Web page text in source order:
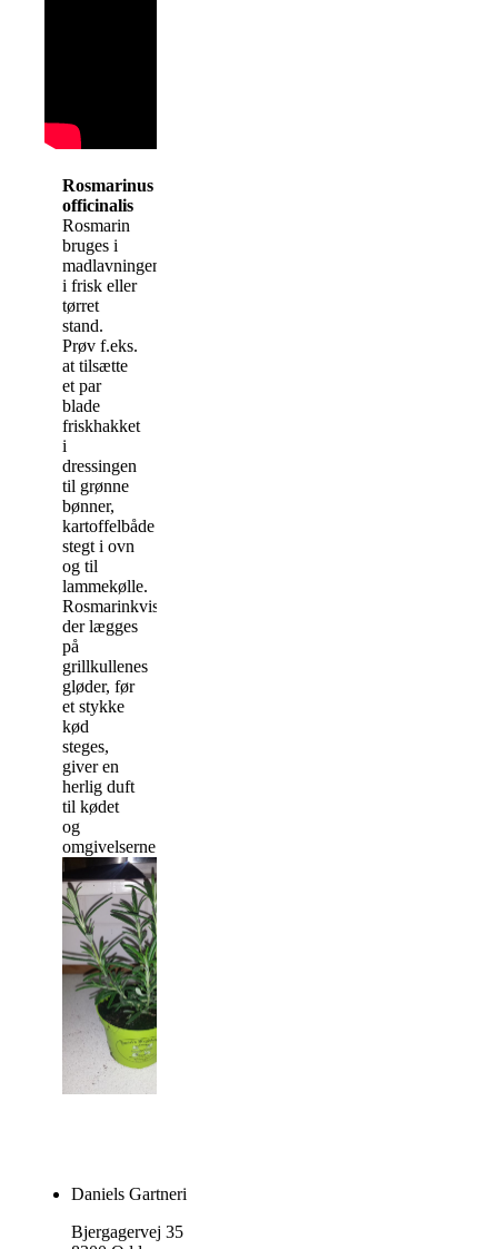
Rosmarinus
officinalis
Rosmarin
bruges i
madlavningen
i frisk eller
tørret
stand.
Prøv f.eks.
at tilsætte
et par
blade
friskhakket
i
dressingen
til grønne
bønner,
kartoffelbåde
stegt i ovn
og til
lammekølle.
Rosmarinkviste,
der lægges
på
grillkullenes
gløder, før
et stykke
kød
steges,
giver en
herlig duft
til kødet
og
omgivelserne.
Daniels Gartneri
Bjergagervej 35